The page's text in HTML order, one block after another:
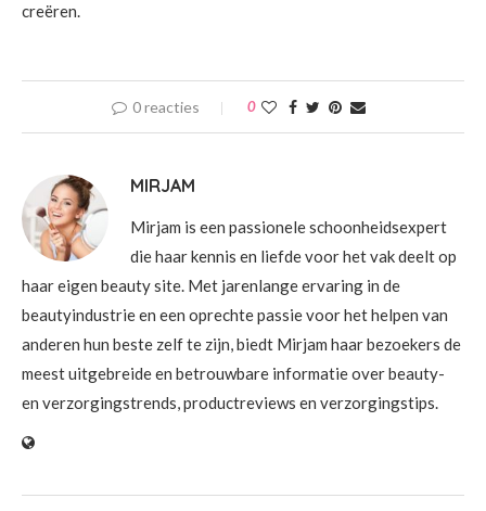
creëren.
0 reacties 0
MIRJAM
Mirjam is een passionele schoonheidsexpert
die haar kennis en liefde voor het vak deelt op
haar eigen beauty site. Met jarenlange ervaring in de
beautyindustrie en een oprechte passie voor het helpen van
anderen hun beste zelf te zijn, biedt Mirjam haar bezoekers de
meest uitgebreide en betrouwbare informatie over beauty-
en verzorgingstrends, productreviews en verzorgingstips.